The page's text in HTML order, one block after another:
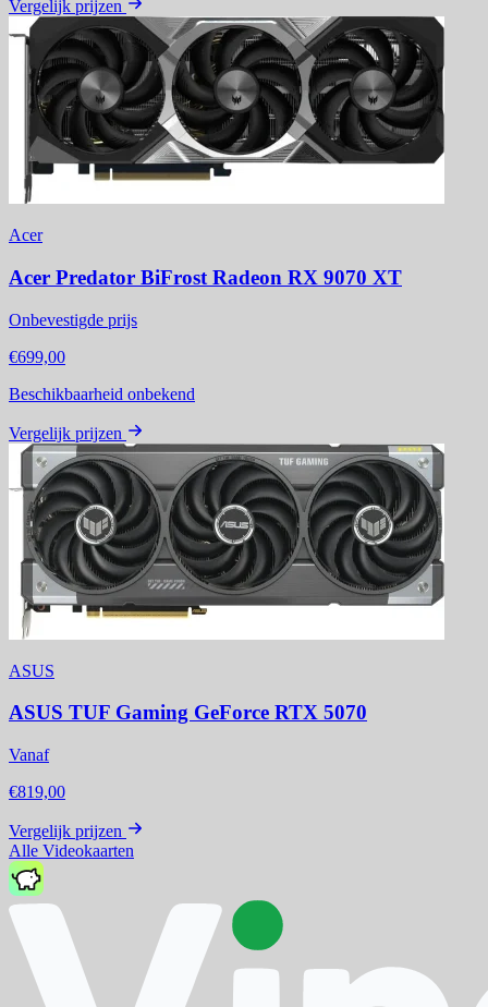
Vergelijk prijzen
Acer
Acer Predator BiFrost Radeon RX 9070 XT
Onbevestigde prijs
€699,00
Beschikbaarheid onbekend
Vergelijk prijzen
ASUS
ASUS TUF Gaming GeForce RTX 5070
Vanaf
€819,00
Vergelijk prijzen
Alle Videokaarten